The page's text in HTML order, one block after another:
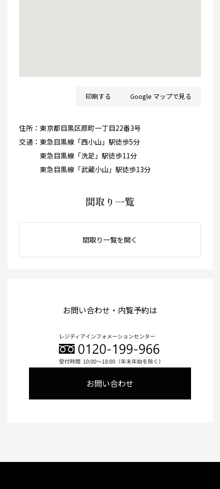
住所： 東京都目黒区原町一丁目22番3号
交通： 東急目黒線「西小山」駅徒歩5分
東急目黒線「洗足」駅徒歩11分
東急目黒線「武蔵小山」駅徒歩13分
印刷する Google マップで見る
間取り一覧
間取り一覧を開く
お問い合わせ・内覧予約は
お問い合わせ